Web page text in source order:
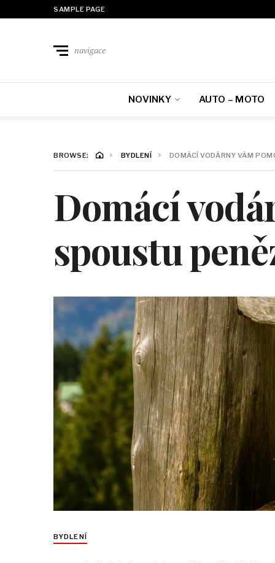
SAMPLE PAGE
navigace
NOVINKY AUTO – MOTO
BROWSE: BYDLENÍ DOMÁCÍ VODÁRNY VÁM
Domácí
spoustu
BYDLENÍ